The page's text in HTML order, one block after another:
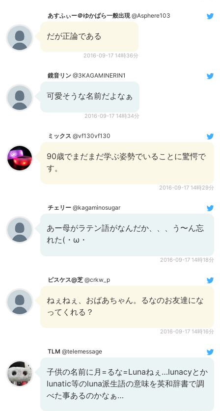
あすふぃー＠ゆかぱら一般出現@Asphere103
だが正論である
2016-09-17 14時36分
鏡音リン @3KAGAMINERIN1
可愛そうな名前だよなぁ
2016-09-17 14時34分
ミックス @vf130vf130
90歳でまだまだ学ぶ姿勢でいることに驚愕で
す。
2016-09-17 14時29分
チェリー @kagaminosugar
あー母がラテン語がなんだか、、、う〜ん忘
れた(・ω・
2016-09-17 14時18分
ピスケス@芝 @crkw_p
ねぇねぇ、おばあちゃん。るなのお友達にな
ってくれる？
2016-09-17 14時16分
TLM @telemessage
子供の名前に月=るな=Lunaねぇ…lunacyとか
lunatic等のluna派生語の意味を英和辞書で調
べた事あるのかなぁ…